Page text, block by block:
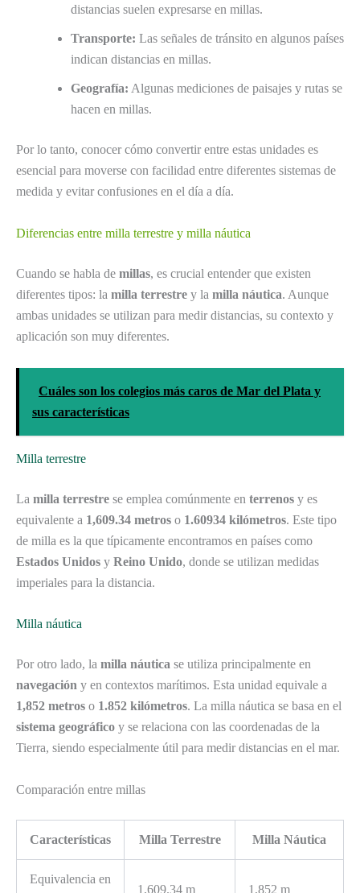
distancias suelen expresarse en millas.
Transporte: Las señales de tránsito en algunos países
indican distancias en millas.
Geografía: Algunas mediciones de paisajes y rutas se
hacen en millas.
Por lo tanto, conocer cómo convertir entre estas unidades es
esencial para moverse con facilidad entre diferentes sistemas de
medida y evitar confusiones en el día a día.
Diferencias entre milla terrestre y milla náutica
Cuando se habla de millas, es crucial entender que existen
diferentes tipos: la milla terrestre y la milla náutica. Aunque
ambas unidades se utilizan para medir distancias, su contexto y
aplicación son muy diferentes.
Cuáles son los colegios más caros de Mar del Plata y
sus características
Milla terrestre
La milla terrestre se emplea comúnmente en terrenos y es
equivalente a 1,609.34 metros o 1.60934 kilómetros. Este tipo
de milla es la que típicamente encontramos en países como
Estados Unidos y Reino Unido, donde se utilizan medidas
imperiales para la distancia.
Milla náutica
Por otro lado, la milla náutica se utiliza principalmente en
navegación y en contextos marítimos. Esta unidad equivale a
1,852 metros o 1.852 kilómetros. La milla náutica se basa en el
sistema geográfico y se relaciona con las coordenadas de la
Tierra, siendo especialmente útil para medir distancias en el mar.
Comparación entre millas
Características Milla Terrestre Milla Náutica
Equivalencia en
1,609.34 m 1,852 m